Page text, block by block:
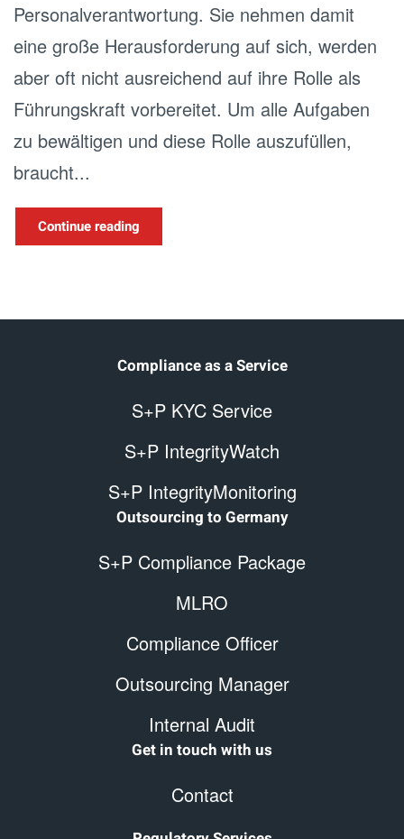
Personalverantwortung. Sie nehmen damit
eine große Herausforderung auf sich, werden
aber oft nicht ausreichend auf ihre Rolle als
Führungskraft vorbereitet. Um alle Aufgaben
zu bewältigen und diese Rolle auszufüllen,
braucht...
Continue reading
Compliance as a Service
S+P KYC Service
S+P IntegrityWatch
S+P IntegrityMonitoring
Outsourcing to Germany
S+P Compliance Package
MLRO
Compliance Officer
Outsourcing Manager
Internal Audit
Get in touch with us
Contact